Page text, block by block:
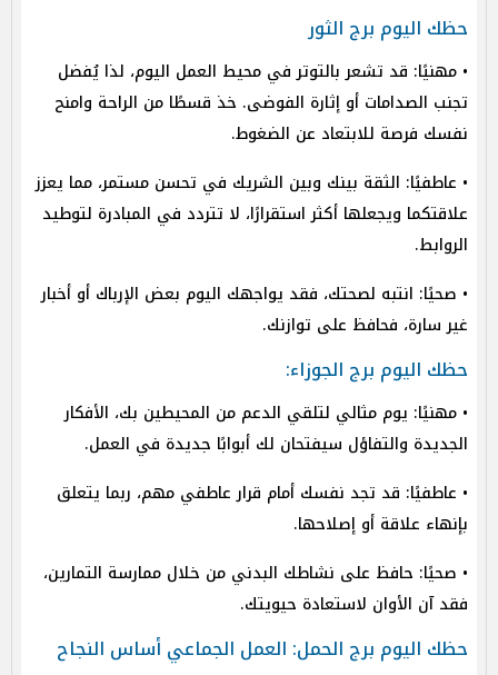
حظك اليوم برج الثور
• مهنيًا: قد تشعر بالتوتر في محيط العمل اليوم، لذا يُفضل
تجنب الصدامات أو إثارة الفوضى. خذ قسطًا من الراحة وامنح
نفسك فرصة للابتعاد عن الضغوط.
• عاطفيًا: الثقة بينك وبين الشريك في تحسن مستمر، مما يعزز
علاقتكما ويجعلها أكثر استقرارًا، لا تتردد في المبادرة لتوطيد
الروابط.
• صحيًا: انتبه لصحتك، فقد يواجهك اليوم بعض الإرباك أو أخبار
غير سارة، فحافظ على توازنك.
حظك اليوم برج الجوزاء:
• مهنيًا: يوم مثالي لتلقي الدعم من المحيطين بك، الأفكار
الجديدة والتفاؤل سيفتحان لك أبوابًا جديدة في العمل.
• عاطفيًا: قد تجد نفسك أمام قرار عاطفي مهم، ربما يتعلق
بإنهاء علاقة أو إصلاحها.
• صحيًا: حافظ على نشاطك البدني من خلال ممارسة التمارين،
فقد آن الأوان لاستعادة حيويتك.
حظك اليوم برج الحمل: العمل الجماعي أساس النجاح